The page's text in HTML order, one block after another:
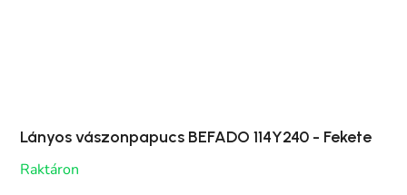
Lányos vászonpapucs BEFADO 114Y240 - Fekete
Raktáron